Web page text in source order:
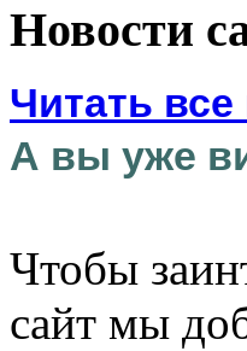
Новости
Читать
А вы уже
Чтобы
сайт мы